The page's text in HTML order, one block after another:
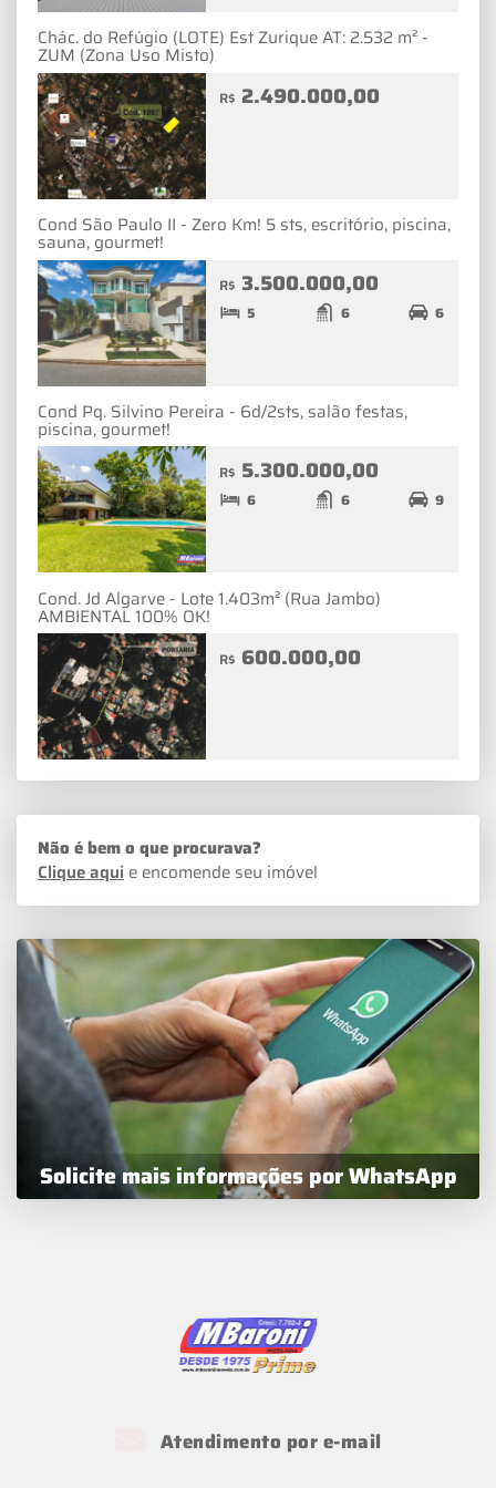
Chác. do Refúgio (LOTE) Est Zurique AT: 2.532 m² -
ZUM (Zona Uso Misto)
R$ 2.490.000,00
Cond São Paulo II - Zero Km! 5 sts, escritório, piscina,
sauna, gourmet!
R$ 3.500.000,00
5 6 6
Cond Pq. Silvino Pereira - 6d/2sts, salão festas,
piscina, gourmet!
R$ 5.300.000,00
6 6 9
Cond. Jd Algarve - Lote 1.403m² (Rua Jambo)
AMBIENTAL 100% OK!
R$ 600.000,00
Não é bem o que procurava?
Clique aqui e encomende seu imóvel
Solicite mais informações por WhatsApp
Atendimento por e-mail